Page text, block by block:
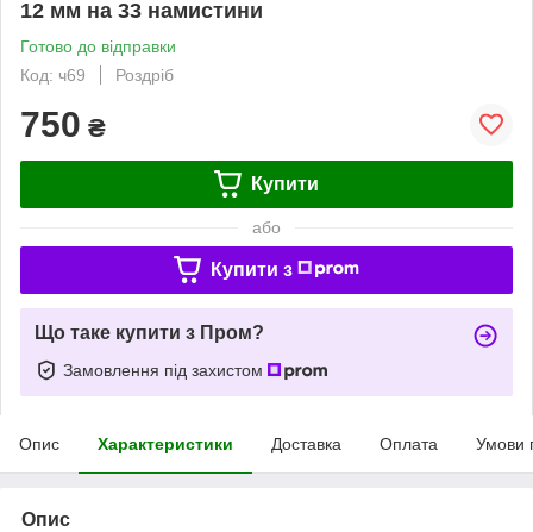
12 мм на 33 намистини
Готово до відправки
Код: ч69
Роздріб
750 ₴
Купити
або
Купити з
Що таке купити з Пром?
Замовлення під захистом
Опис Характеристики Доставка Оплата Умови
Опис